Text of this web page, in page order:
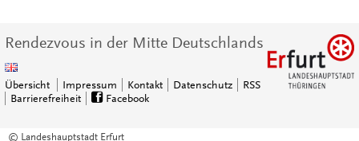
Rendezvous in der Mitte Deutschlands
Übersicht Impressum Kontakt Datenschutz
RSS
Barrierefreiheit
Facebook
© Landeshauptstadt Erfurt